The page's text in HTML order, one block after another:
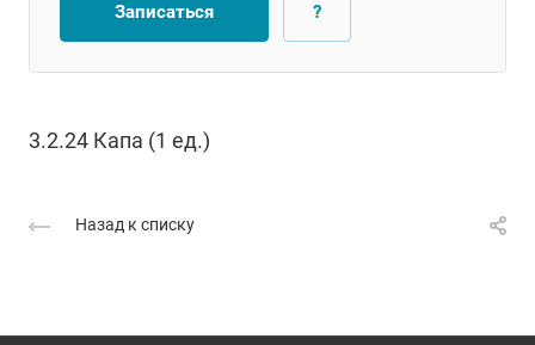
Записаться ?
3.2.24 Капа (1 ед.)
Назад к списку